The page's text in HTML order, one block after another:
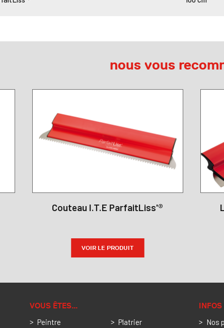
nous vous
Couteau I.T.E ParfaitLiss'®
VOIR LE PRODUIT
VOUS ÊTES…
Peintre
Platrier
Nos